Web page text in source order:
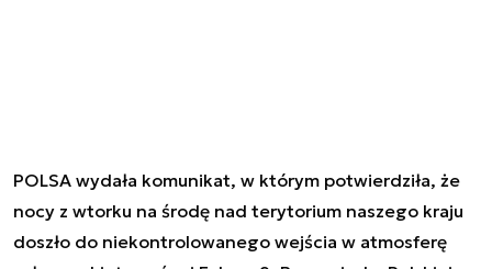
POLSA wydała komunikat, w którym potwierdziła, że
nocy z wtorku na środę nad terytorium naszego kraju
doszło do niekontrolowanego wejścia w atmosferę